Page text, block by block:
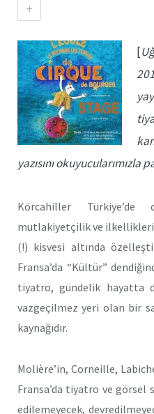
+
[
yazısını okuyucularımızla
Körcahiller
mutlakiyetçilik ve
(!) kisvesi altında
Fransa’da “Kültür”
tiyatro, gündelik hayatta
vazgeçilmez yeri olan bir
kaynağıdır.
Molière’in, Corneille,
Fransa’da tiyatro ve
edilemeyecek,